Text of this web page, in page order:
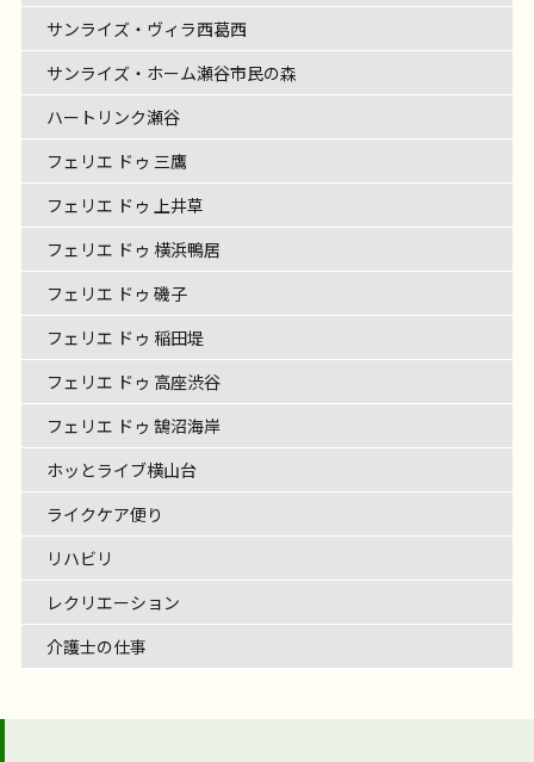
サンライズ・ヴィラ西葛西
サンライズ・ホーム瀬谷市民の森
ハートリンク瀬谷
フェリエ ドゥ 三鷹
フェリエ ドゥ 上井草
フェリエ ドゥ 横浜鴨居
フェリエ ドゥ 磯子
フェリエ ドゥ 稲田堤
フェリエ ドゥ 高座渋谷
フェリエ ドゥ 鵠沼海岸
ホッとライブ横山台
ライクケア便り
リハビリ
レクリエーション
介護士の仕事